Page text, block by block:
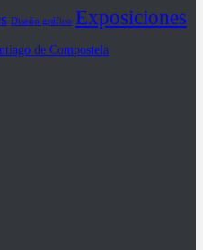
Diseño gráfico Exposiciones
de Compostela